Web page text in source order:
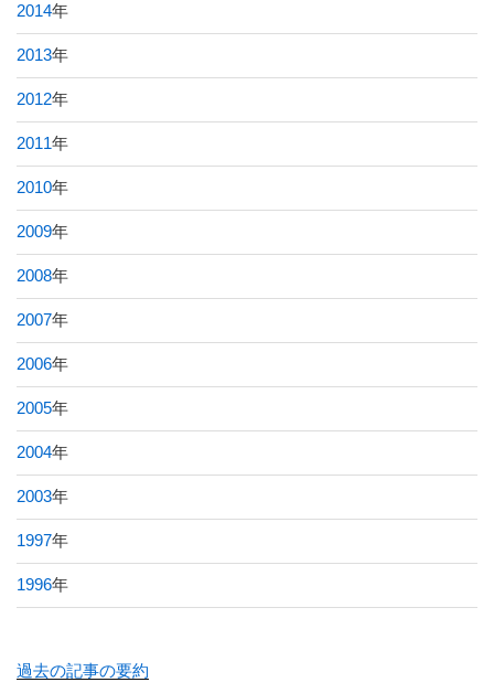
2014年
2013年
2012年
2011年
2010年
2009年
2008年
2007年
2006年
2005年
2004年
2003年
1997年
1996年
過去の記事の要約